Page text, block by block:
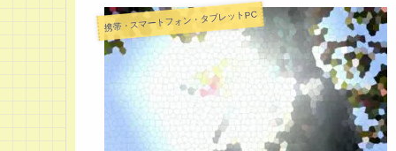
携帯・スマートフォン・タブレットPC